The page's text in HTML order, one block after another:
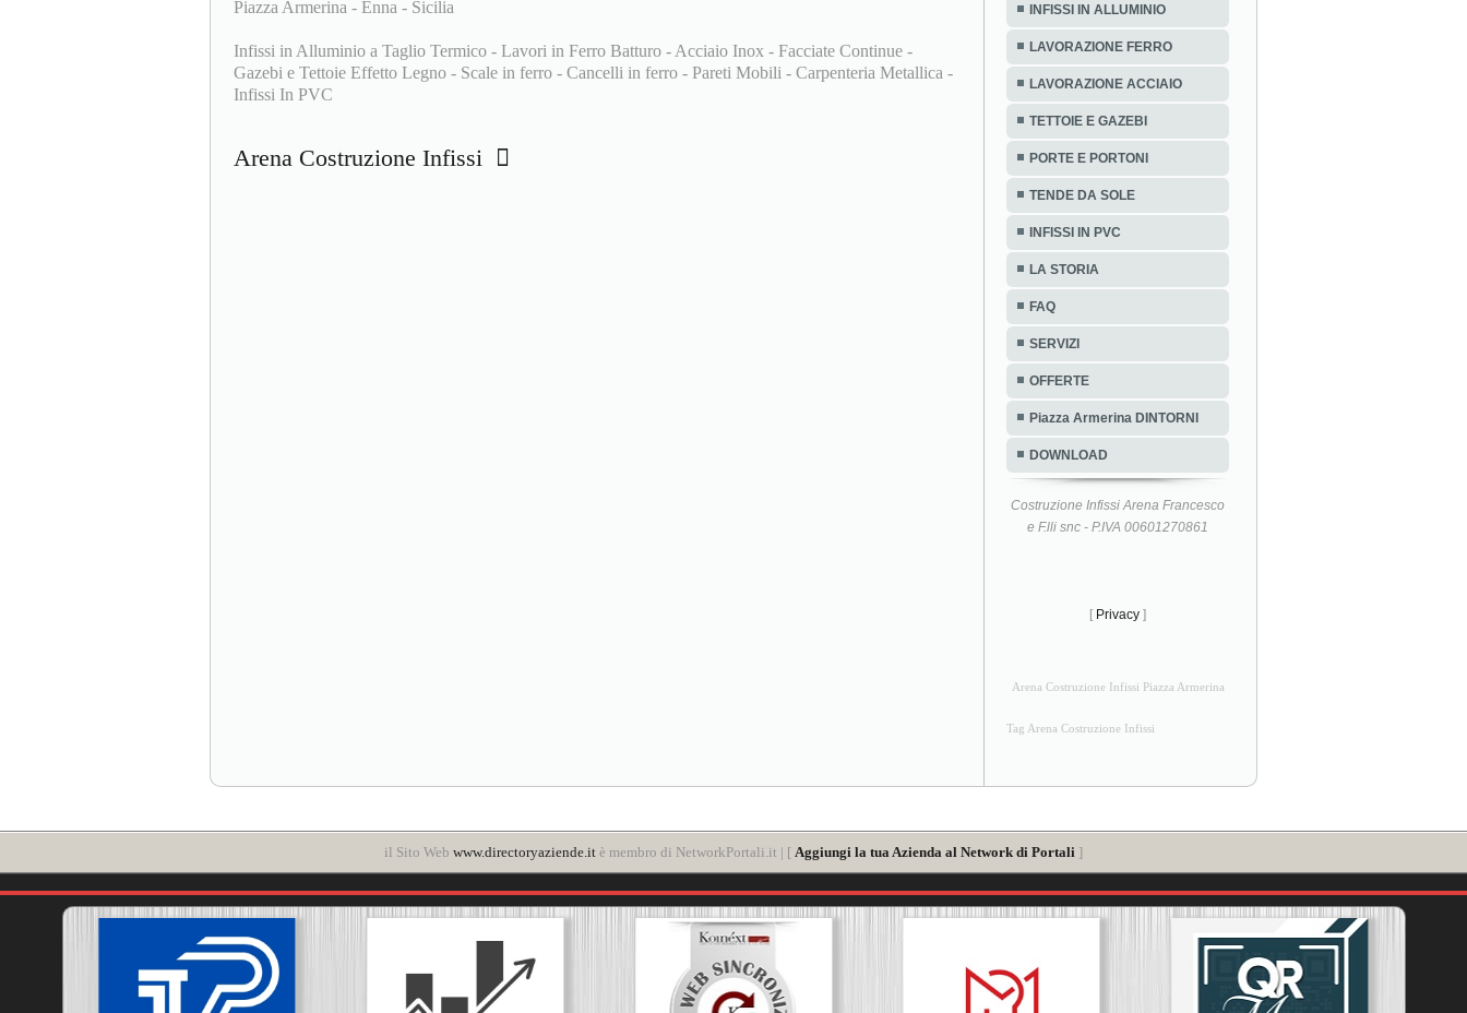
Piazza Armerina - Enna - Sicilia
Infissi in Alluminio a Taglio Termico - Lavori in Ferro Batturo - Acciaio Inox - Facciate Continue -
Gazebi e Tettoie Effetto Legno - Scale in ferro - Cancelli in ferro - Pareti Mobili - Carpenteria Metallica -
Infissi In PVC
Arena Costruzione Infissi
INFISSI IN ALLUMINIO
LAVORAZIONE FERRO
LAVORAZIONE ACCIAIO
TETTOIE E GAZEBI
PORTE E PORTONI
TENDE DA SOLE
INFISSI IN PVC
LA STORIA
FAQ
SERVIZI
OFFERTE
Piazza Armerina DINTORNI
DOWNLOAD
Costruzione Infissi Arena Francesco
e F.lli snc - P.IVA 00601270861
[ Privacy ]
Arena Costruzione Infissi Piazza Armerina
Tag Arena Costruzione Infissi
il Sito Web www.directoryaziende.it è membro di NetworkPortali.it | [ Aggiungi la tua Azienda al Network di Portali ]